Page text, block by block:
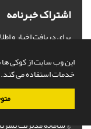
این وب سایت از کوکی ها
خدمات استفاده می کند.
اشتراک خبرنامه
برای دریافت اخبار و
© سامانه مدیریت